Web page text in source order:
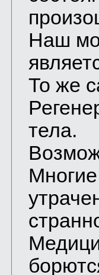
Наш
То же
тела.